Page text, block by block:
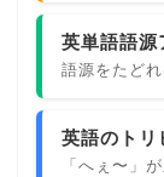
英単語語源
語源をたど
英語のトリ
「へぇ〜」